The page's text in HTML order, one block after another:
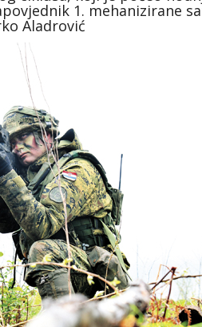
1. mehanizirane
Aladrović